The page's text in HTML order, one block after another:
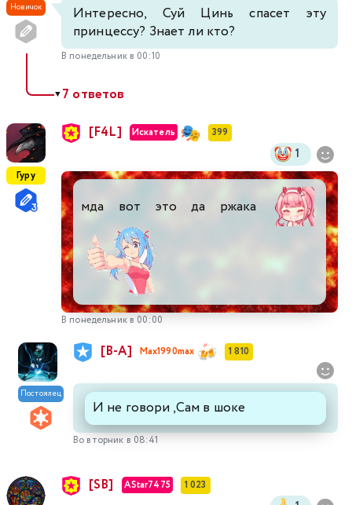
Новичок
Интересно, Суй Цинь спасет эту
принцессу? Знает ли кто?
В понедельник в 00:10
▼7 ответов
Гуру
[F4L] Искатель 399
1
мда вот это да ржака
В понедельник в 00:00
Постоялец
[В-А] Max1990max 1 810
И не говори ,Сам в шоке
Во вторник в 08:41
[SB] AStar7475 1 023